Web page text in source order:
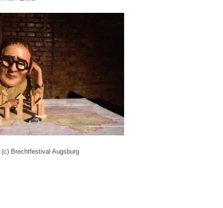
Brechtfestival Augsburg